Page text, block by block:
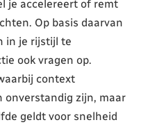
je accelereert of remt
Op basis daarvan
in je rijstijl te
ook vragen op.
context
onverstandig zijn, maar
geldt voor snelheid